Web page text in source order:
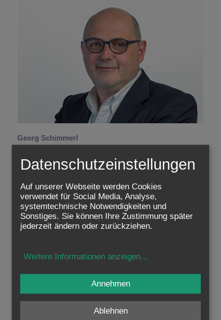
Georg Schimmerl
+43 1 515 52 - 3597
g.schimmerl@edw.or.at
Datenschutzeinstellungen
Auf unserer Webseite werden Cookies
verwendet für Social Media, Analyse,
systemtechnische Notwendigkeiten und
Sonstiges. Sie können Ihre Zustimmung später
jederzeit ändern oder zurückziehen.
Weitere Informationen anzeigen...
Ablehnen
Annehmen